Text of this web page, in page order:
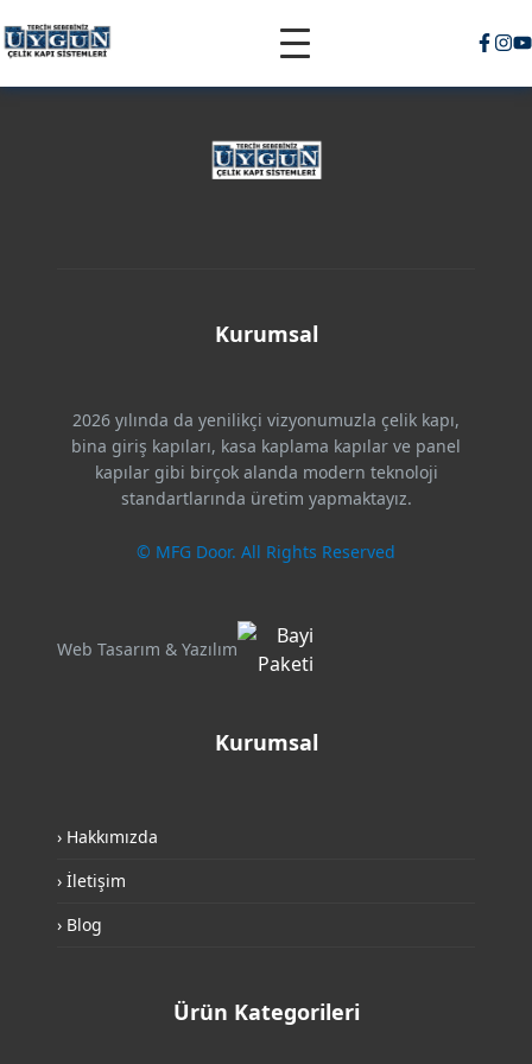
Kurumsal
2026 yılında da yenilikçi vizyonumuzla çelik kapı,
bina giriş kapıları, kasa kaplama kapılar ve panel
kapılar gibi birçok alanda modern teknoloji
standartlarında üretim yapmaktayız.
© MFG Door. All Rights Reserved
Web Tasarım & Yazılım
Kurumsal
› Hakkımızda
› İletişim
› Blog
Ürün Kategorileri